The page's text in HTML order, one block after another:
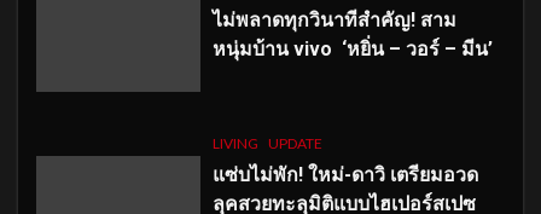
ไม่พลาดทุกวินาทีสำคัญ! สาม
หนุ่มบ้าน vivo ‘หยิ่น – วอร์ – มีน’
LIVING UPDATE
แซ่บไม่พัก! ใหม่-ดาวิ เตรียมอวด
ลุคสวยทะลุมิติแบบไฮเปอร์สเปซ